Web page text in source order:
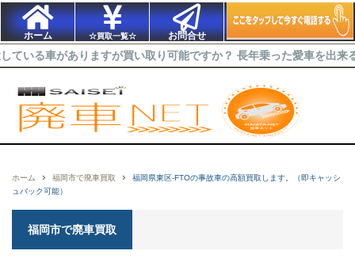
ホーム ☆買取一覧☆ お問合せ
りますが買い取り可能ですか？ 長年乗った愛車を出来るだけ高く
ホーム 福岡市で廃車買取
福岡県東区-FTOの事故車の高額買取します。（即キャッシ
ュバック可能）
福岡市で廃車買取